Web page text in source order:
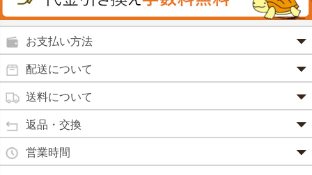
殺菌消毒液
鼻炎薬
強心剤
目薬
水虫薬
グルコサミン
田七人参
イチョウ葉
カルシウム
クロレラ
コラーゲン
お支払い方法
クレジットカード(1 回払いのみ)
SSL 認証で暗号化処理していますので、 安心して
ご利用いただけます。
代金引換
配送について
商品は日本郵便にて発送致します。
通常2～4営業日以内に発送致します。 メーカー取り寄せ商
品、土日祝日、年末年始、弊社の休業日をはさむ場合は、4
～5営業日以上かかる場合もございます。
(営業日カレンダー参照)
送料について
通常商品
北海道・沖縄800円
返品・交換
・お届け商品の交換・返品をご希望の場合は、
週間以内にメールまたはお電話にてご連絡ください。
営業時間